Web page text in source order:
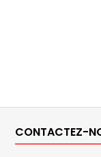
CONTACTEZ-